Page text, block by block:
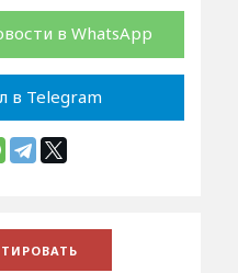
в WhatsApp
в Telegram